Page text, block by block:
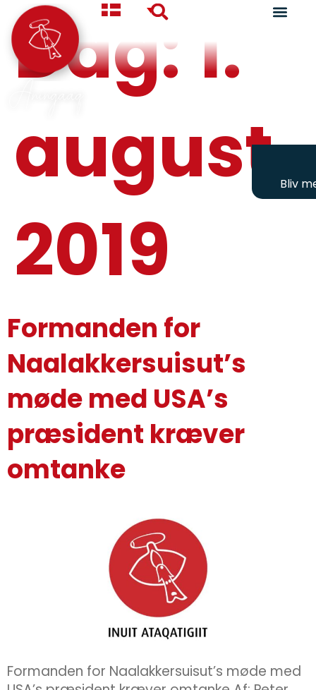
Bliv
Dag: 1.
august
2019
Formanden for
Naalakkersuisut’s
møde med USA’s
præsident kræver
omtanke
Formanden for Naalakkersuisut’s møde med